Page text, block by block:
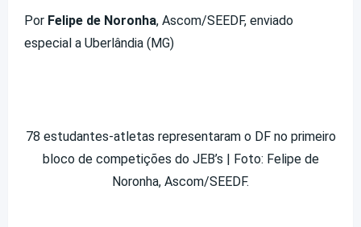
Por Felipe de Noronha, Ascom/SEEDF, enviado
especial a Uberlândia (MG)
78 estudantes-atletas representaram o DF no primeiro
bloco de competições do JEB’s | Foto: Felipe de
Noronha, Ascom/SEEDF.